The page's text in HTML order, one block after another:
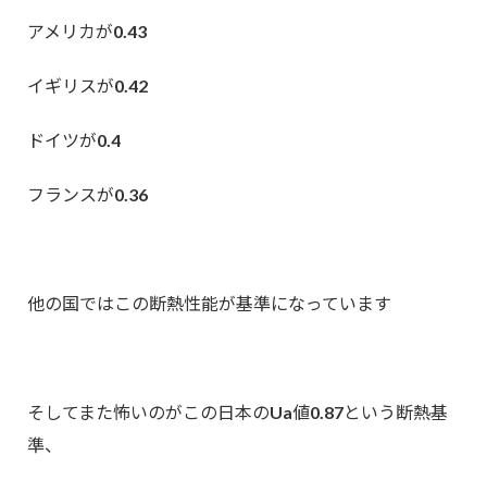
アメリカが0.43
イギリスが0.42
ドイツが0.4
フランスが0.36
他の国ではこの断熱性能が基準になっています
そしてまた怖いのがこの日本のUa値0.87という断熱基
準、